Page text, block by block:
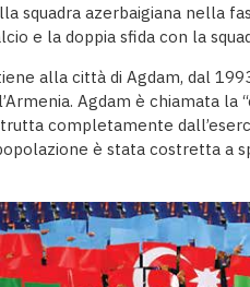
squadra azerbaigiana nella
e la doppia sfida con la
alla città di Agdam, dal
Agdam è chiamata la
completamente
è stata costretta a